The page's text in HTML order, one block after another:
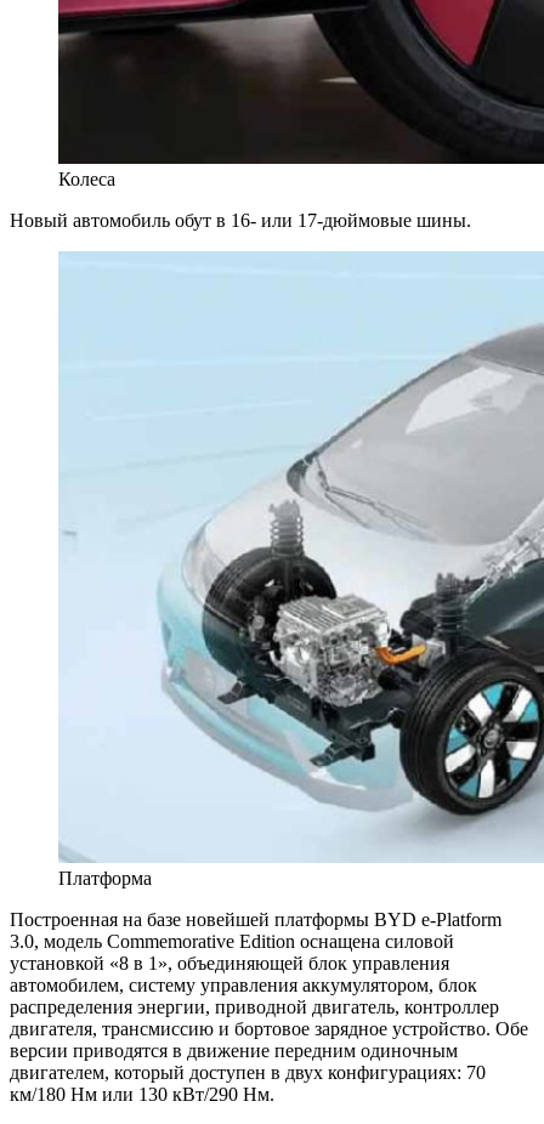
Колеса
Новый автомобиль обут в 16- или 17-дюймовые шины.
Платформа
Построенная на базе новейшей платформы BYD e-Platform
3.0, модель Commemorative Edition оснащена силовой
установкой «8 в 1», объединяющей блок управления
автомобилем, систему управления аккумулятором, блок
распределения энергии, приводной двигатель, контроллер
двигателя, трансмиссию и бортовое зарядное устройство. Обе
версии приводятся в движение передним одиночным
двигателем, который доступен в двух конфигурациях: 70
км/180 Нм или 130 кВт/290 Нм.